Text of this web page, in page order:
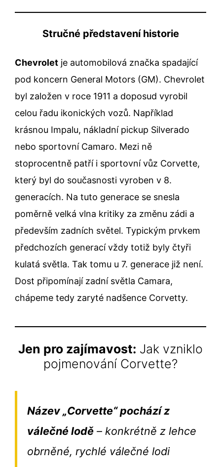
Stručné představení historie
Chevrolet je automobilová značka spadající
pod koncern General Motors (GM). Chevrolet
byl založen v roce 1911 a doposud vyrobil
celou řadu ikonických vozů. Například
krásnou Impalu, nákladní pickup Silverado
nebo sportovní Camaro. Mezi ně
stoprocentně patří i sportovní vůz Corvette,
který byl do současnosti vyroben v 8.
generacích. Na tuto generace se snesla
poměrně velká vlna kritiky za změnu zádi a
především zadních světel. Typickým prvkem
předchozích generací vždy totiž byly čtyři
kulatá světla. Tak tomu u 7. generace již není.
Dost připomínají zadní světla Camara,
chápeme tedy zaryté nadšence Corvetty.
Jen pro zajímavost: Jak vzniklo
pojmenování Corvette?
Název „Corvette“ pochází z
válečné lodě – konkrétně z lehce
obrněné, rychlé válečné lodi